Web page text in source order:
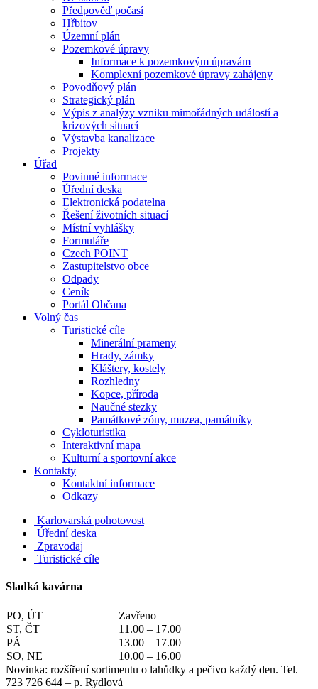
Předpověď počasí
Hřbitov
Územní plán
Pozemkové úpravy
Informace k pozemkovým úpravám
Komplexní pozemkové úpravy zahájeny
Povodňový plán
Strategický plán
Výpis z analýzy vzniku mimořádných událostí a
krizových situací
Výstavba kanalizace
Projekty
Úřad
Povinné informace
Úřední deska
Elektronická podatelna
Řešení životních situací
Místní vyhlášky
Formuláře
Czech POINT
Zastupitelstvo obce
Odpady
Ceník
Portál Občana
Volný čas
Turistické cíle
Minerální prameny
Hrady, zámky
Kláštery, kostely
Rozhledny
Kopce, příroda
Naučné stezky
Památkové zóny, muzea, památníky
Cykloturistika
Interaktivní mapa
Kulturní a sportovní akce
Kontakty
Kontaktní informace
Odkazy
Karlovarská pohotovost
Úřední deska
Zpravodaj
Turistické cíle
Sladká kavárna
PO, ÚT
Zavřeno
ST, ČT
11.00 – 17.00
PÁ
13.00 – 17.00
SO, NE
10.00 – 16.00
Novinka: rozšíření sortimentu o lahůdky a pečivo každý den. Tel.
723 726 644 – p. Rydlová